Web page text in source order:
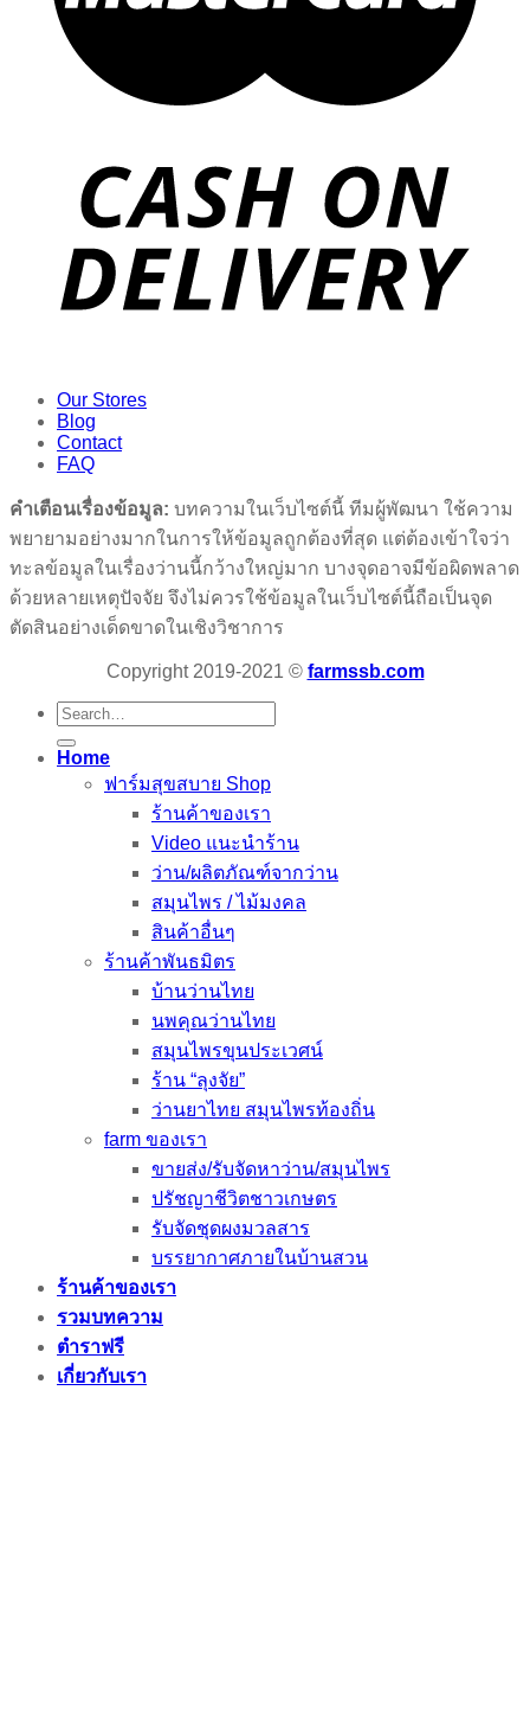
Our Stores
Blog
Contact
FAQ
คำเตือนเรื่องข้อมูล: บทความในเว็บไซต์นี้ ทีมผู้พัฒนา ใช้ความ
พยายามอย่างมากในการให้ข้อมูลถูกต้องที่สุด แต่ต้องเข้าใจว่า
ทะลข้อมูลในเรื่องว่านนี้กว้างใหญ่มาก บางจุดอาจมีข้อผิดพลาด
ด้วยหลายเหตุปัจจัย จึงไม่ควรใช้ข้อมูลในเว็บไซต์นี้ถือเป็นจุด
ตัดสินอย่างเด็ดขาดในเชิงวิชาการ
Copyright 2019-2021 © farmssb.com
Search
for:
Home
ฟาร์มสุขสบาย Shop
ร้านค้าของเรา
Video แนะนำร้าน
ว่าน/ผลิตภัณฑ์จากว่าน
สมุนไพร / ไม้มงคล
สินค้าอื่นๆ
ร้านค้าพันธมิตร
บ้านว่านไทย
นพคุณว่านไทย
สมุนไพรขุนประเวศน์
ร้าน “ลุงจัย”
ว่านยาไทย สมุนไพรท้องถิ่น
farm ของเรา
ขายส่ง/รับจัดหาว่าน/สมุนไพร
ปรัชญาชีวิตชาวเกษตร
รับจัดชุดผงมวลสาร
บรรยากาศภายในบ้านสวน
ร้านค้าของเรา
รวมบทความ
ตำราฟรี
เกี่ยวกับเรา